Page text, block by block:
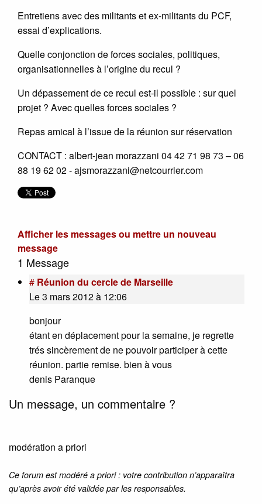
Entretiens avec des militants et ex-militants du PCF,
essai d’explications.
Quelle conjonction de forces sociales, politiques,
organisationnelles à l’origine du recul ?
Un dépassement de ce recul est-il possible : sur quel
projet ? Avec quelles forces sociales ?
Repas amical à l’issue de la réunion sur réservation
CONTACT : albert-jean morazzani 04 42 71 98 73 – 06
88 19 62 02 - ajsmorazzani@netcourrier.com
Afficher les messages ou mettre un nouveau
message
1 Message
# Réunion du cercle de Marseille
Le 3 mars 2012 à 12:06
bonjour
étant en déplacement pour la semaine, je regrette
trés sincèrement de ne pouvoir participer à cette
réunion. partie remise. bien à vous
denis Paranque
Un message, un commentaire ?
modération a priori
Ce forum est modéré a priori : votre contribution n’apparaîtra
qu’après avoir été validée par les responsables.